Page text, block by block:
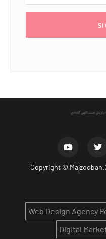
Copyright ©
Web Design Agency
Digital